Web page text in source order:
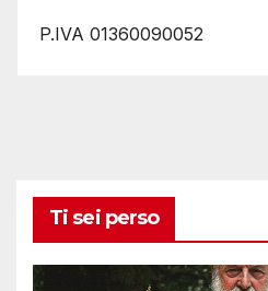
P.IVA 01360090052
Ti sei perso